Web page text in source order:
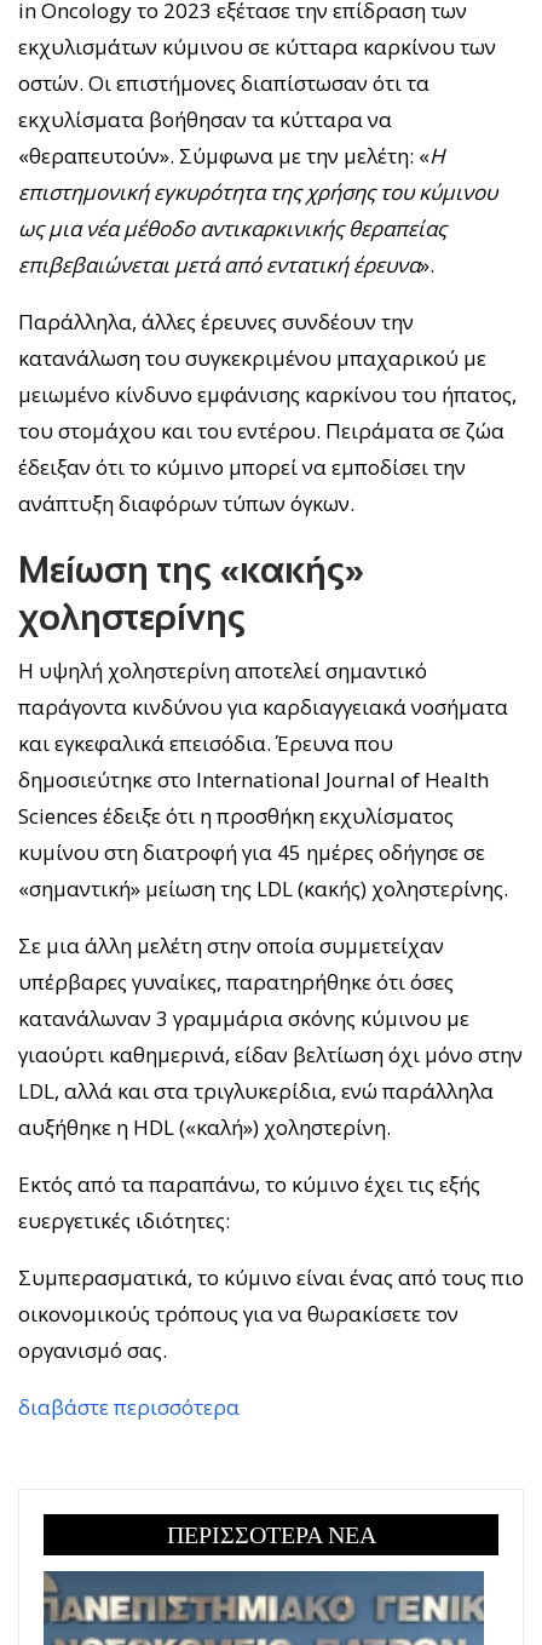
in Oncology το 2023 εξέτασε την επίδραση των
εκχυλισμάτων κύμινου σε κύτταρα καρκίνου των
οστών. Οι επιστήμονες διαπίστωσαν ότι τα
εκχυλίσματα βοήθησαν τα κύτταρα να
«θεραπευτούν». Σύμφωνα με την μελέτη: «Η
επιστημονική εγκυρότητα της χρήσης του κύμινου
ως μια νέα μέθοδο αντικαρκινικής θεραπείας
επιβεβαιώνεται μετά από εντατική έρευνα».
Παράλληλα, άλλες έρευνες συνδέουν την
κατανάλωση του συγκεκριμένου μπαχαρικού με
μειωμένο κίνδυνο εμφάνισης καρκίνου του ήπατος,
του στομάχου και του εντέρου. Πειράματα σε ζώα
έδειξαν ότι το κύμινο μπορεί να εμποδίσει την
ανάπτυξη διαφόρων τύπων όγκων.
Μείωση της «κακής»
χοληστερίνης
Η υψηλή χοληστερίνη αποτελεί σημαντικό
παράγοντα κινδύνου για καρδιαγγειακά νοσήματα
και εγκεφαλικά επεισόδια. Έρευνα που
δημοσιεύτηκε στο International Journal of Health
Sciences έδειξε ότι η προσθήκη εκχυλίσματος
κυμίνου στη διατροφή για 45 ημέρες οδήγησε σε
«σημαντική» μείωση της LDL (κακής) χοληστερίνης.
Σε μια άλλη μελέτη στην οποία συμμετείχαν
υπέρβαρες γυναίκες, παρατηρήθηκε ότι όσες
κατανάλωναν 3 γραμμάρια σκόνης κύμινου με
γιαούρτι καθημερινά, είδαν βελτίωση όχι μόνο στην
LDL, αλλά και στα τριγλυκερίδια, ενώ παράλληλα
αυξήθηκε η HDL («καλή») χοληστερίνη.
Εκτός από τα παραπάνω, το κύμινο έχει τις εξής
ευεργετικές ιδιότητες:
Συμπερασματικά, το κύμινο είναι ένας από τους πιο
οικονομικούς τρόπους για να θωρακίσετε τον
οργανισμό σας.
διαβάστε περισσότερα
ΠΕΡΙΣΣΟΤΕΡΑ ΝΕΑ